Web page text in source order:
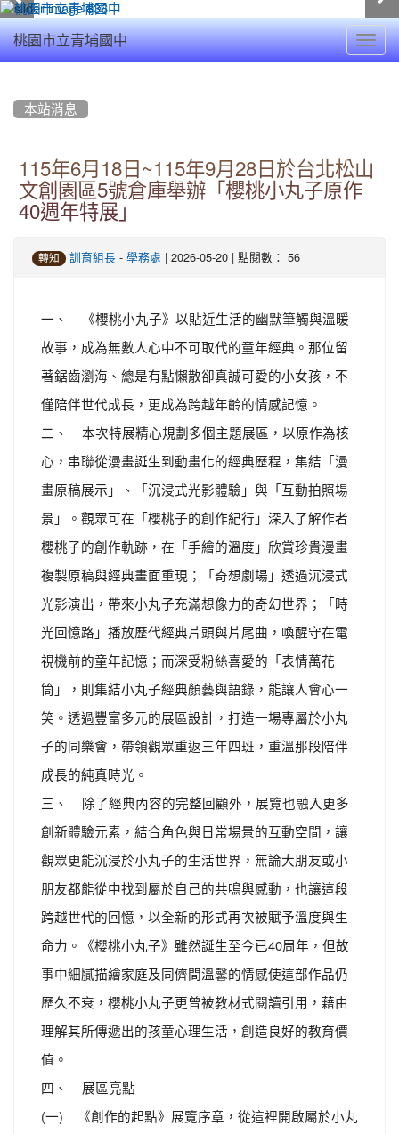
桃園市立青埔國中
本站消息
115年6月18日~115年9月28日於台北松山
文創園區5號倉庫舉辦「櫻桃小丸子原作
40週年特展」
轉知 訓育組長 - 學務處 | 2026-05-20 | 點閱數： 56
一、 《櫻桃小丸子》以貼近生活的幽默筆觸與溫暖
故事，成為無數人心中不可取代的童年經典。那位留
著鋸齒瀏海、總是有點懶散卻真誠可愛的小女孩，不
僅陪伴世代成長，更成為跨越年齡的情感記憶。
二、 本次特展精心規劃多個主題展區，以原作為核
心，串聯從漫畫誕生到動畫化的經典歷程，集結「漫
畫原稿展示」、「沉浸式光影體驗」與「互動拍照場
景」。觀眾可在「櫻桃子的創作紀行」深入了解作者
櫻桃子的創作軌跡，在「手繪的溫度」欣賞珍貴漫畫
複製原稿與經典畫面重現；「奇想劇場」透過沉浸式
光影演出，帶來小丸子充滿想像力的奇幻世界；「時
光回憶路」播放歷代經典片頭與片尾曲，喚醒守在電
視機前的童年記憶；而深受粉絲喜愛的「表情萬花
筒」，則集結小丸子經典顏藝與語錄，能讓人會心一
笑。透過豐富多元的展區設計，打造一場專屬於小丸
子的同樂會，帶領觀眾重返三年四班，重溫那段陪伴
成長的純真時光。
三、 除了經典內容的完整回顧外，展覽也融入更多
創新體驗元素，結合角色與日常場景的互動空間，讓
觀眾更能沉浸於小丸子的生活世界，無論大朋友或小
朋友都能從中找到屬於自己的共鳴與感動，也讓這段
跨越世代的回憶，以全新的形式再次被賦予溫度與生
命力。《櫻桃小丸子》雖然誕生至今已40周年，但故
事中細膩描繪家庭及同儕間溫馨的情感使這部作品仍
歷久不衰，櫻桃小丸子更曾被教材式閱讀引用，藉由
理解其所傳遞出的孩童心理生活，創造良好的教育價
值。
四、 展區亮點
(一) 《創作的起點》展覽序章，從這裡開啟屬於小丸